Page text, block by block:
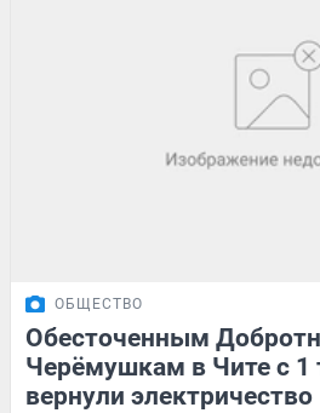
ОБЩЕСТВО
Обесточенным
Черёмушкам в Чите с 1
вернули электричество